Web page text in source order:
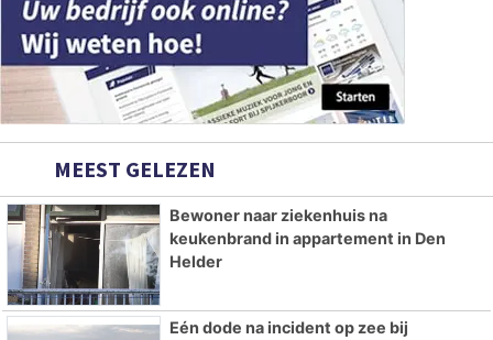
MEEST GELEZEN
Bewoner naar ziekenhuis na
keukenbrand in appartement in Den
Helder
Eén dode na incident op zee bij